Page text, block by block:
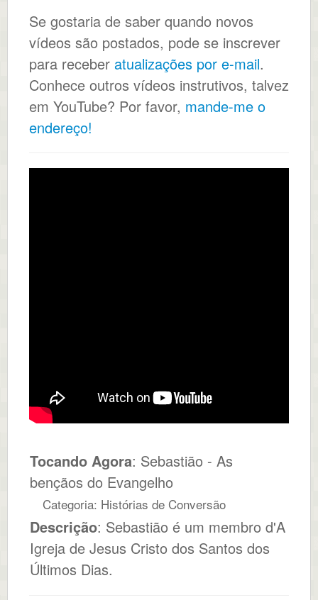
Se gostaria de saber quando novos
vídeos são postados, pode se inscrever
para receber atualizações por e-mail.
Conhece outros vídeos instrutivos, talvez
em YouTube? Por favor, mande-me o
endereço!
Tocando Agora: Sebastião - As
bençãos do Evangelho
Categoria: Histórias de Conversão
Descrição: Sebastião é um membro d'A
Igreja de Jesus Cristo dos Santos dos
Últimos Dias.